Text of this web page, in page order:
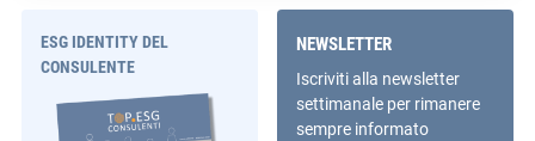
ESG IDENTITY DEL
CONSULENTE
NEWSLETTER
Iscriviti alla newsletter
settimanale per rimanere
sempre informato